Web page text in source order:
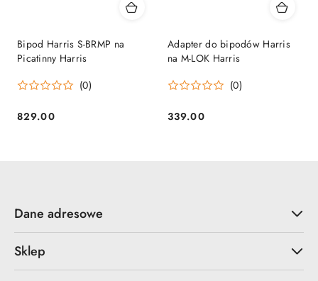
Bipod Harris S-BRMP na
Picatinny Harris
(0)
Cena:
829.00
Adapter do bipodów Harris
na M-LOK Harris
(0)
Cena:
339.00
Dane adresowe
Sklep